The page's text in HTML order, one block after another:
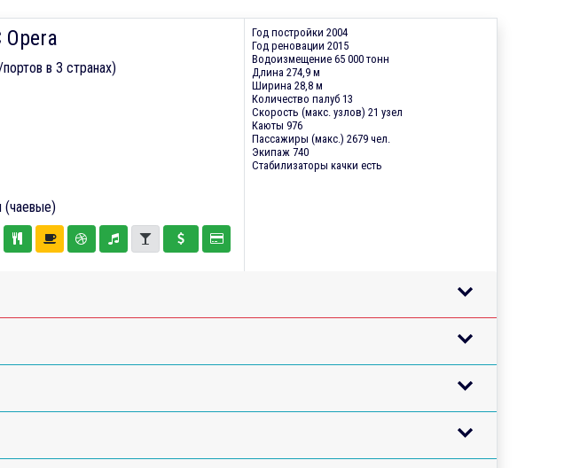
в 3 странах)
(чаевые)
Год постройки 2004
Год реновации 2015
Водоизмещение 65 000 тонн
Длина 274,9 м
Ширина 28,8 м
Количество палуб 13
Скорость (макс. узлов) 21 узел
Каюты 976
Пассажиры (макс.) 2679 чел.
Экипаж 740
Стабилизаторы качки есть